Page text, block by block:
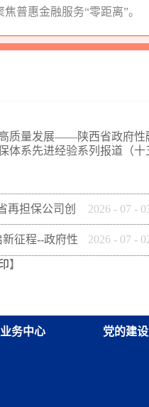
普惠金融服务“零距离”。
质量发展——陕西省政府性
体系先进经验系列报道（
再担保公司创
策学习
2026 - 07 -
新征程--政府性
](十三)咸阳市
2026 - 07 -
】
业务中心 党的建设